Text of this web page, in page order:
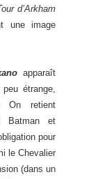
d’Arkham
une image
apparaît
étrange,
On retient
Batman et
pour
le Chevalier
(dans un